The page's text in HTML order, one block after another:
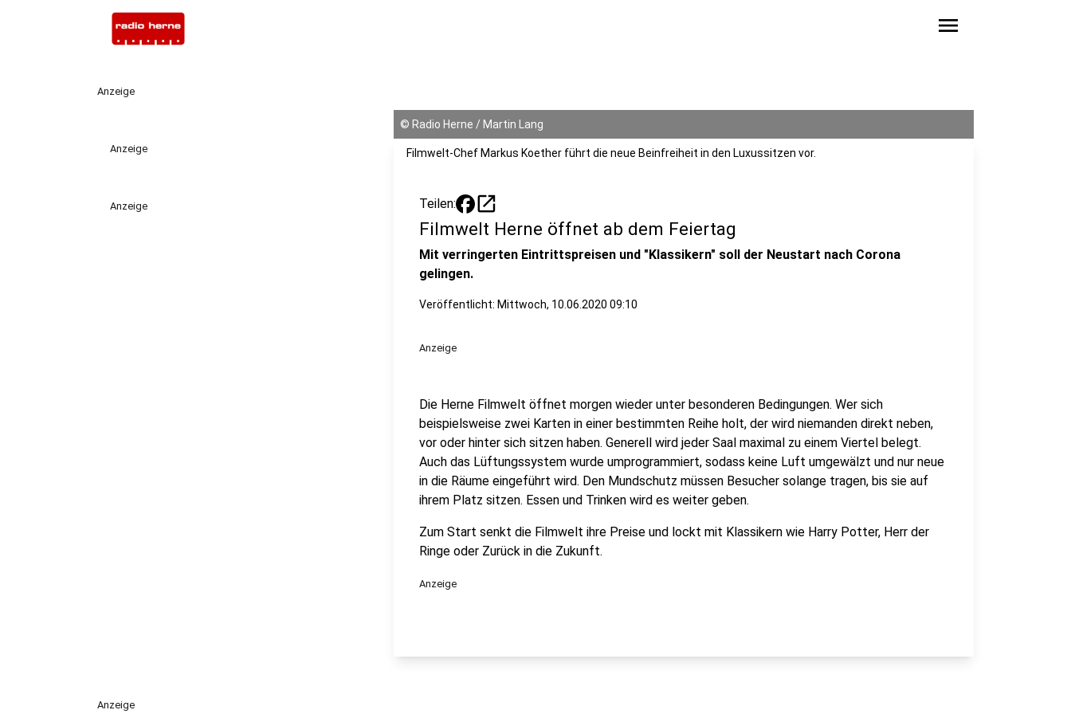
menu
Anzeige
Anzeige
Anzeige
© Radio Herne / Martin Lang
Filmwelt-Chef Markus Koether führt die neue Beinfreiheit in den Luxussitzen vor.
Teilen: open_in_new
Filmwelt Herne öffnet ab dem Feiertag
Mit verringerten Eintrittspreisen und "Klassikern" soll der Neustart nach Corona
gelingen.
Veröffentlicht: Mittwoch, 10.06.2020 09:10
Anzeige
Die Herne Filmwelt öffnet morgen wieder unter besonderen Bedingungen. Wer sich
beispielsweise zwei Karten in einer bestimmten Reihe holt, der wird niemanden direkt neben,
vor oder hinter sich sitzen haben. Generell wird jeder Saal maximal zu einem Viertel belegt.
Auch das Lüftungssystem wurde umprogrammiert, sodass keine Luft umgewälzt und nur neue
in die Räume eingeführt wird. Den Mundschutz müssen Besucher solange tragen, bis sie auf
ihrem Platz sitzen. Essen und Trinken wird es weiter geben.
Zum Start senkt die Filmwelt ihre Preise und lockt mit Klassikern wie Harry Potter, Herr der
Ringe oder Zurück in die Zukunft.
Anzeige
Anzeige